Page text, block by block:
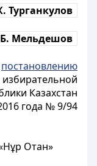
Турганкулов
Б. Мельдешов
постановлению
Казахстан
года № 9/94
Отан»